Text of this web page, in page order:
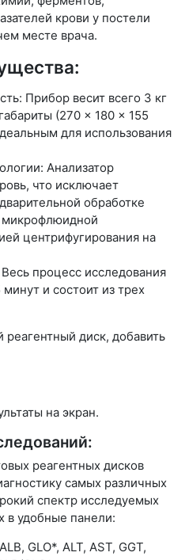
крови у постели
месте врача.
Прибор весит всего 3 кг
(270 × 180 × 155
для использования
Анализатор
что исключает
обработке
центрифугирования на
процесс исследования
и состоит из трех
реагентный диск, добавить
на экран.
реагентных дисков
самых различных
спектр исследуемых
в удобные панели:
GLO*, ALT, AST, GGT,